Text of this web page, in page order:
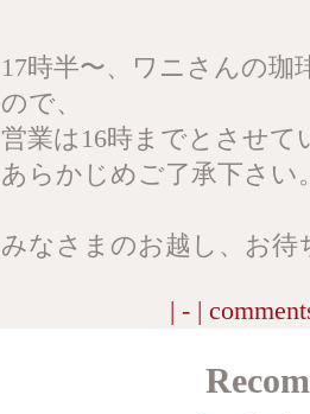
17時半〜、ワニさんの珈
ので、
営業は16時までとさせて
あらかじめご了承下さい
みなさまのお越し、お待
| - |